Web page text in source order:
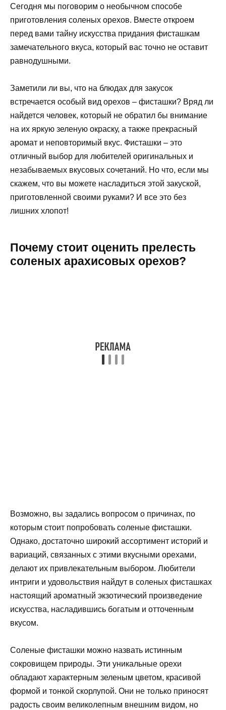
Сегодня мы поговорим о необычном способе
приготовления соленых орехов. Вместе откроем
перед вами тайну искусства придания фисташкам
замечательного вкуса, который вас точно не оставит
равнодушными.
Заметили ли вы, что на блюдах для закусок
встречается особый вид орехов – фисташки? Вряд ли
найдется человек, который не обратил бы внимание
на их яркую зеленую окраску, а также прекрасный
аромат и неповторимый вкус. Фисташки – это
отличный выбор для любителей оригинальных и
незабываемых вкусовых сочетаний. Но что, если мы
скажем, что вы можете насладиться этой закуской,
приготовленной своими руками? И все это без
лишних хлопот!
Почему стоит оценить прелесть
соленых арахисовых орехов?
Возможно, вы задались вопросом о причинах, по
которым стоит попробовать соленые фисташки.
Однако, достаточно широкий ассортимент историй и
вариаций, связанных с этими вкусными орехами,
делают их привлекательным выбором. Любители
интриги и удовольствия найдут в соленых фисташках
настоящий ароматный экзотический произведение
искусства, насладившись богатым и отточенным
вкусом.
Соленые фисташки можно назвать истинным
сокровищем природы. Эти уникальные орехи
обладают характерным зеленым цветом, красивой
формой и тонкой скорлупой. Они не только приносят
радость своим великолепным внешним видом, но